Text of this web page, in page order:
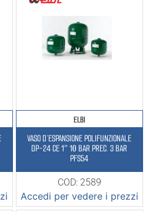
ELBI
VASO D’ESPANSIONE POLIFUNZIONALE
DP-24 CE 1″ 10 BAR PREC. 3 BAR
PFS54
COD: 2589
Accedi per vedere i prezzi